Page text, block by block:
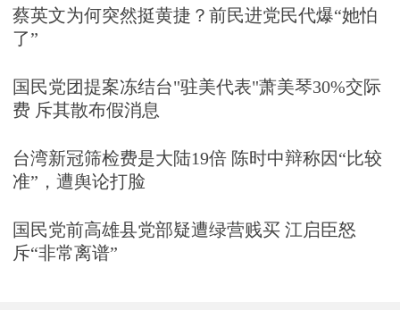
蔡英文为何突然挺黄捷？前民进党民代爆“她怕
了”
国民党团提案冻结台"驻美代表"萧美琴30%交际
费 斥其散布假消息
台湾新冠筛检费是大陆19倍 陈时中辩称因“比较
准”，遭舆论打脸
国民党前高雄县党部疑遭绿营贱买 江启臣怒
斥“非常离谱”